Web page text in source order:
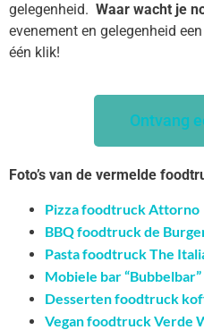
gelegenheid. Waar wacht je
evenement en gelegenheid
één klik!
Ontvang
Foto’s van de vermelde
Pizza foodtruck Attorno
BBQ foodtruck de
Pasta foodtruck The
Mobiele bar “Bubbelbar”
Desserten foodtruck
Vegan foodtruck Verde